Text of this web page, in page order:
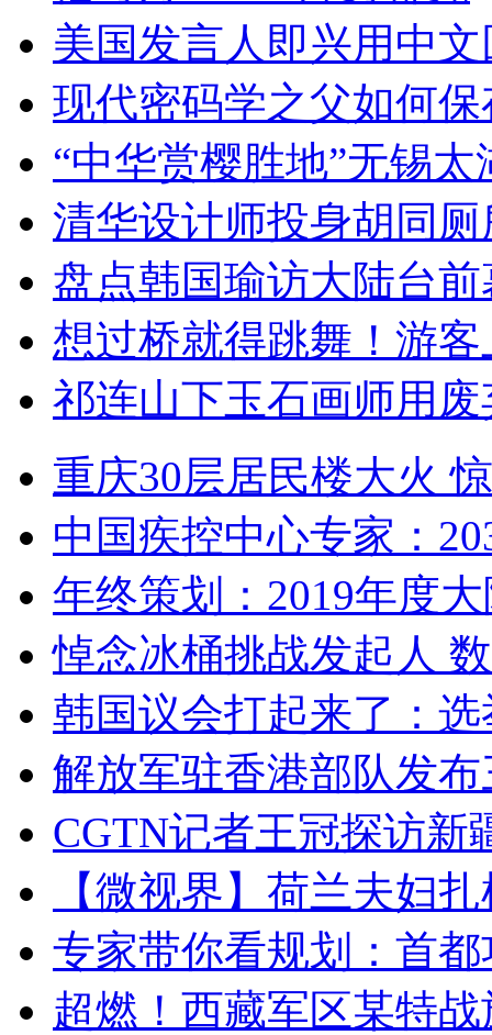
美国发言人即兴用中
现代密码学之父如何
“中华赏樱胜地”无锡
清华设计师投身胡同
盘点韩国瑜访大陆台
想过桥就得跳舞！游客
祁连山下玉石画师用
重庆30层居民楼大火
中国疾控中心专家：
年终策划：2019年度
悼念冰桶挑战发起人
韩国议会打起来了：
解放军驻香港部队发
CGTN记者王冠探访新
【微视界】荷兰夫妇
专家带你看规划：首
超燃！西藏军区某特